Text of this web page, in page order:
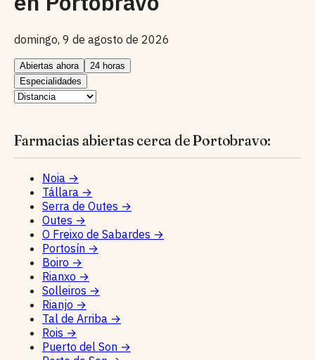
domingo, 9 de agosto de 2026
Abiertas ahora
24 horas
Especialidades
Farmacias abiertas cerca de Portobravo:
Noia →
Tállara →
Serra de Outes →
Outes →
O Freixo de Sabardes →
Portosín →
Boiro →
Rianxo →
Solleiros →
Rianjo →
Tal de Arriba →
Rois →
Puerto del Son →